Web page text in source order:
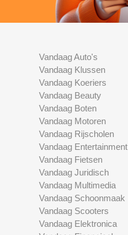
Vandaag Auto's
Vandaag Klussen
Vandaag Koeriers
Vandaag Beauty
Vandaag Boten
Vandaag Motoren
Vandaag Rijscholen
Vandaag Entertainment
Vandaag Fietsen
Vandaag Juridisch
Vandaag Multimedia
Vandaag Schoonmaak
Vandaag Scooters
Vandaag Elektronica